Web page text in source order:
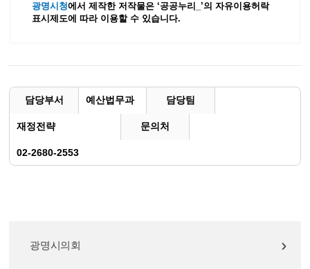
광명시청에서 제작한 저작물은 ‘공공누리_’의 자유이용허락
표시제도에 따라 이용할 수 있습니다.
담당부서 예산법무과 담당팀
재정전략 문의처
02-2680-2553
광명시의회